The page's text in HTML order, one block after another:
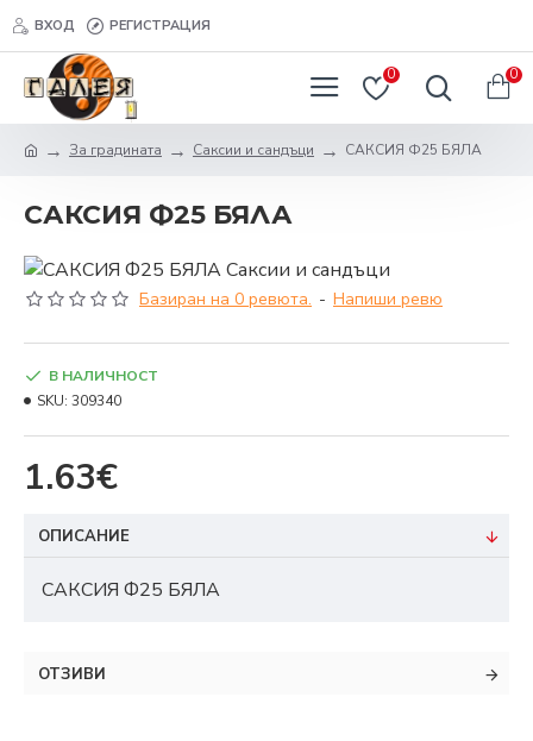
ВХОД РЕГИСТРАЦИЯ
0 0
За градината Саксии и сандъци САКСИЯ Ф25 БЯЛА
САКСИЯ Ф25 БЯЛА
Базиран на 0 ревюта. - Напиши ревю
1.63€
В НАЛИЧНОСТ
SKU: 309340
ОПИСАНИЕ
САКСИЯ Ф25 БЯЛА
ОТЗИВИ